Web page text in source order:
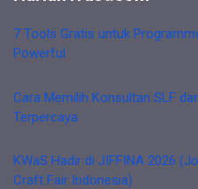
7 Tools Gratis untuk
Powerful
Cara Memilih Konsultan SLF
Terpercaya
KWaS Hadir di JIFFINA 2026
Craft Fair Indonesia)